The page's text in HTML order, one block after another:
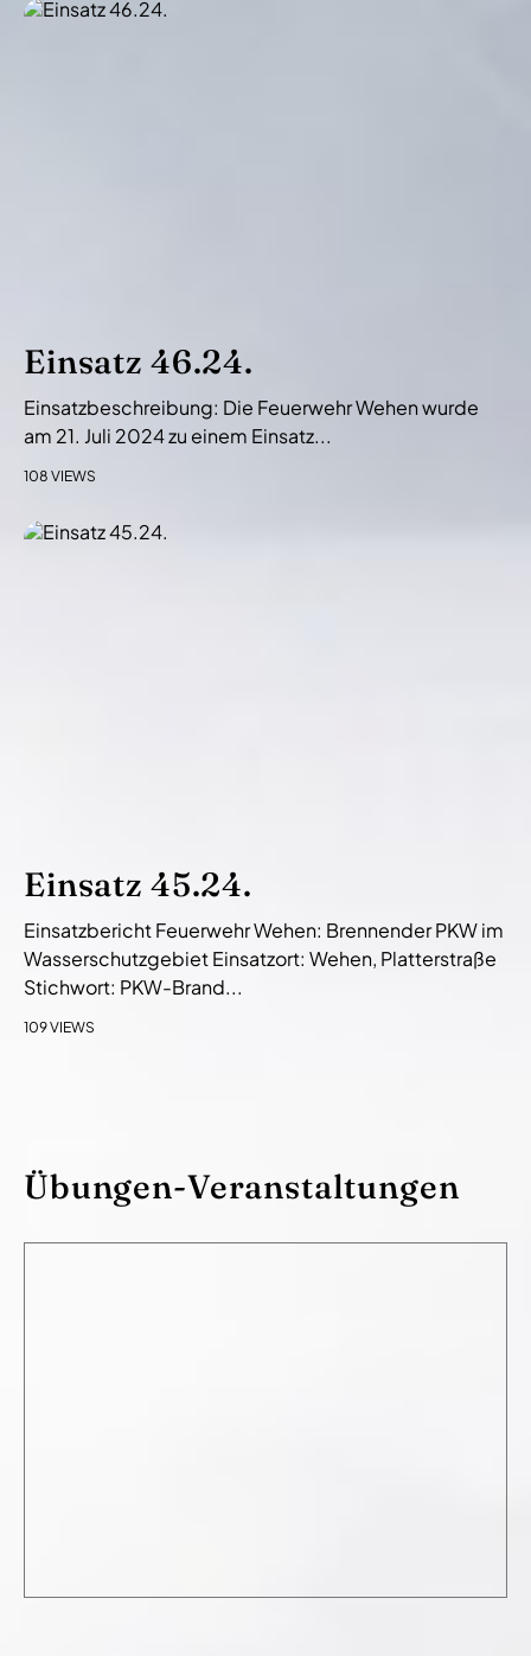
Einsatz 46.24.
Einsatzbeschreibung: Die Feuerwehr Wehen wurde
am 21. Juli 2024 zu einem Einsatz...
108 VIEWS
Einsatz 45.24.
Einsatzbericht Feuerwehr Wehen: Brennender PKW im
Wasserschutzgebiet Einsatzort: Wehen, Platterstraße
Stichwort: PKW-Brand...
109 VIEWS
Übungen-Veranstaltungen